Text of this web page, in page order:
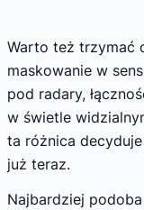
Warto też trzymać
maskowanie w
pod radary,
w świetle
ta różnica
już teraz.
Najbardziej